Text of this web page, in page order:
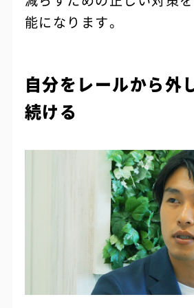
能になります。
自分をレールから外
続ける